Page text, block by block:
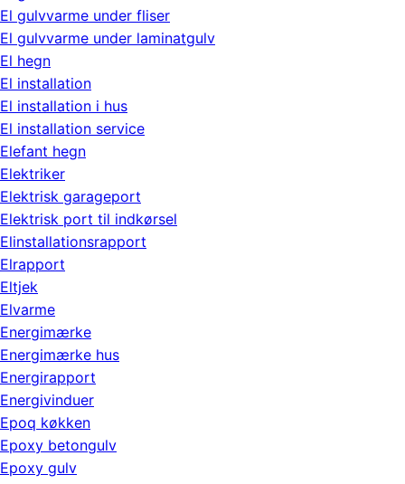
El gulvvarme under fliser
El gulvvarme under laminatgulv
El hegn
El installation
El installation i hus
El installation service
Elefant hegn
Elektriker
Elektrisk garageport
Elektrisk port til indkørsel
Elinstallationsrapport
Elrapport
Eltjek
Elvarme
Energimærke
Energimærke hus
Energirapport
Energivinduer
Epoq køkken
Epoxy betongulv
Epoxy gulv